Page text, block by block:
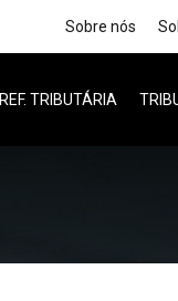
Sobre nós
REF. TRIBUTÁRIA